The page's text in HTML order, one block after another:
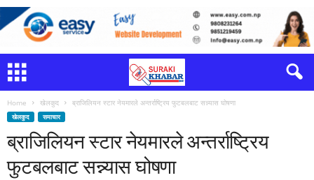
Home खेलकुद ब्राजिलियन स्टार नेयमारले अन्तर्राष्ट्रिय फुटबलबाट सन्न्यास घोषणा
खेलकुद समाचार
ब्राजिलियन स्टार नेयमारले अन्तर्राष्ट्रिय
फुटबलबाट सन्न्यास घोषणा